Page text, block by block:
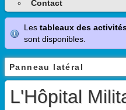
Contact
Les tableaux des
sont disponibles.
Panneau latéral
L'Hôpital